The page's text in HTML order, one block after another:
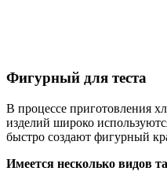
Фигурный для теста
В процессе приготовления
изделий широко
быстро создают фигурный
Имеется несколько видов